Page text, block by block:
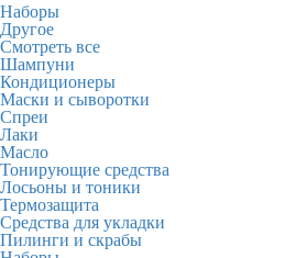
Наборы
Другое
Смотреть все
Шампуни
Кондиционеры
Маски и сыворотки
Спреи
Лаки
Масло
Тонирующие средства
Лосьоны и тоники
Термозащита
Средства для укладки
Пилинги и скрабы